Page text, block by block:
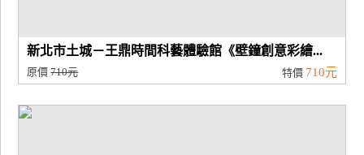
新北市土城－王鼎時間科藝體驗館《壁鐘創意彩繪...
原價710元 特價 710元